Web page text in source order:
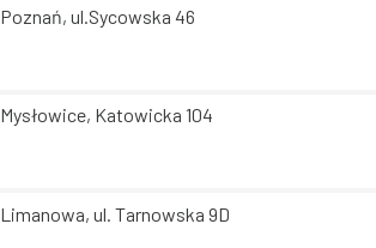
Poznań, ul.Sycowska 46
Mysłowice, Katowicka 104
Limanowa, ul. Tarnowska 9D